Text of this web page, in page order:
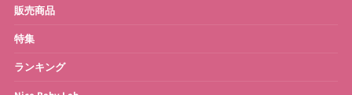
販売商品
特集
ランキング